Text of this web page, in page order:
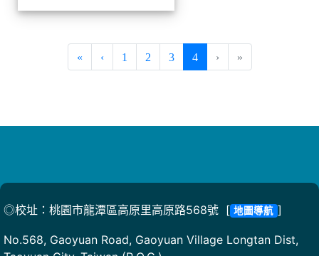
« ‹ 1 2 3 4(current)
› »
◎校址：桃園市龍潭區高原里高原路568號 [ 地圖導航 ]
No.568, Gaoyuan Road, Gaoyuan Village Longtan Dist,